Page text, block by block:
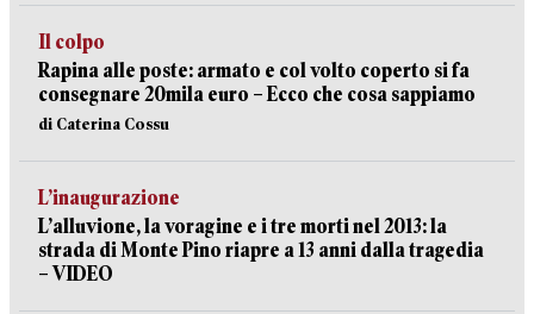
Il colpo
Rapina alle poste: armato e col volto coperto si fa
consegnare 20mila euro – Ecco che cosa sappiamo
di Caterina Cossu
L’inaugurazione
L’alluvione, la voragine e i tre morti nel 2013: la
strada di Monte Pino riapre a 13 anni dalla tragedia
– VIDEO